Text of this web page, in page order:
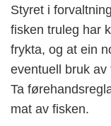
Styret i
fisken truleg har
frykta, og at ein
eventuell bruk av
Ta
mat av fisken.